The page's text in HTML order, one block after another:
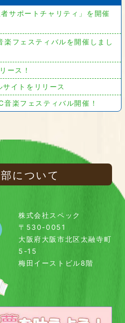
サポートチャリティ」を開催
フェスティバルを開催しまし
ース！
イトをリリース
楽フェスティバル開催！
について
株式会社スペック
〒530-0051
大阪府大阪市北区太融寺町
5-15
梅田イーストビル8階